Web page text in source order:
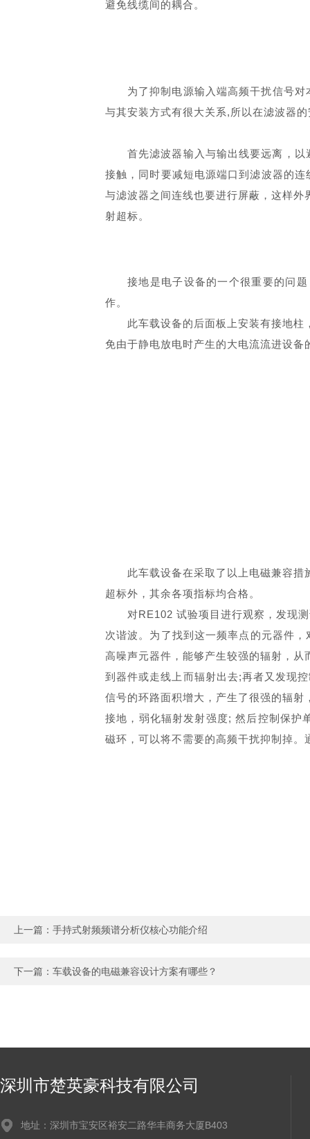
避免线缆间的耦合。
为了抑制电源输入端高频干扰信号
与其安装方式有很大关系,所以在滤波器
首先滤波器输入与输出线要远离，
接触，同时要减短电源端口到滤波器的
与滤波器之间连线也要进行屏蔽，这样
射超标。
接地是电子设备的一个很重要的问
作。
此车载设备的后面板上安装有接地
免由于静电放电时产生的大电流流进设
此车载设备在采取了以上电磁兼容
超标外，其余各项指标均合格。
对RE102 试验项目进行观察，发现
次谐波。为了找到这一频率点的元器件
高噪声元器件，能够产生较强的辐射，
到器件或走线上而辐射出去;再者又发现
信号的环路面积增大，产生了很强的辐
接地，弱化辐射发射强度; 然后控制保护
磁环 ，可以将不需要的高频干扰抑制掉
上一篇： 手持式射频频谱分析仪核心功能介绍
下一篇： 车载设备的电磁兼容设计方案有哪些？
深圳市楚英豪科技有限公司
地址：深圳市宝安区裕安二路华丰商务大厦B403